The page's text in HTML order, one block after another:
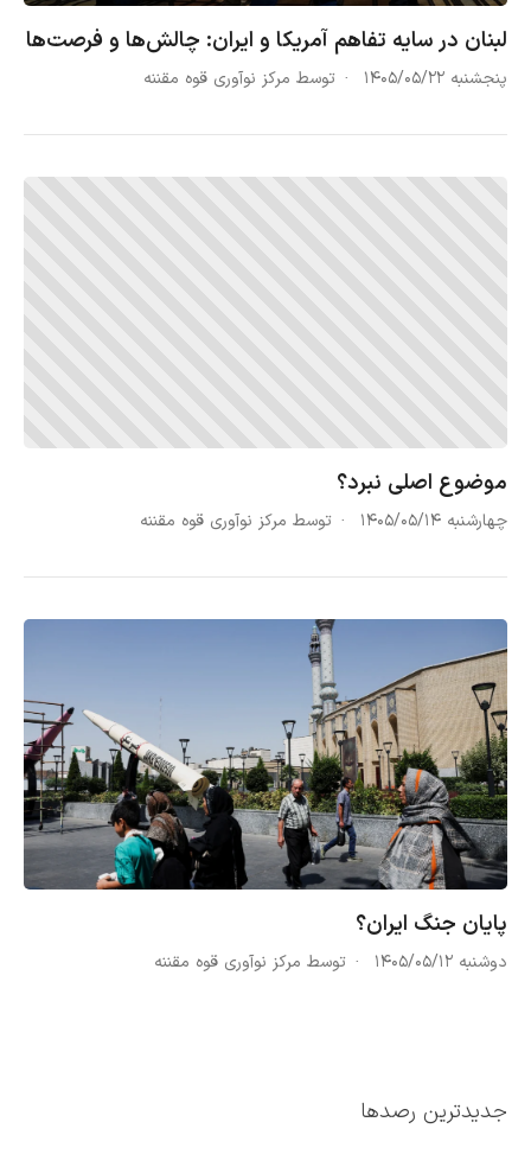
جدیدترین رصدها
لبنان در سایه تفاهم آمریکا و ایران: چالش‌ها و فرصت‌ها
پنجشنبه ۱۴۰۵/۰۵/۲۲ توسط مرکز نوآوری قوه مقننه
موضوع اصلی نبرد؟
چهارشنبه ۱۴۰۵/۰۵/۱۴ توسط مرکز نوآوری قوه مقننه
پایان جنگ ایران؟
دوشنبه ۱۴۰۵/۰۵/۱۲ توسط مرکز نوآوری قوه مقننه